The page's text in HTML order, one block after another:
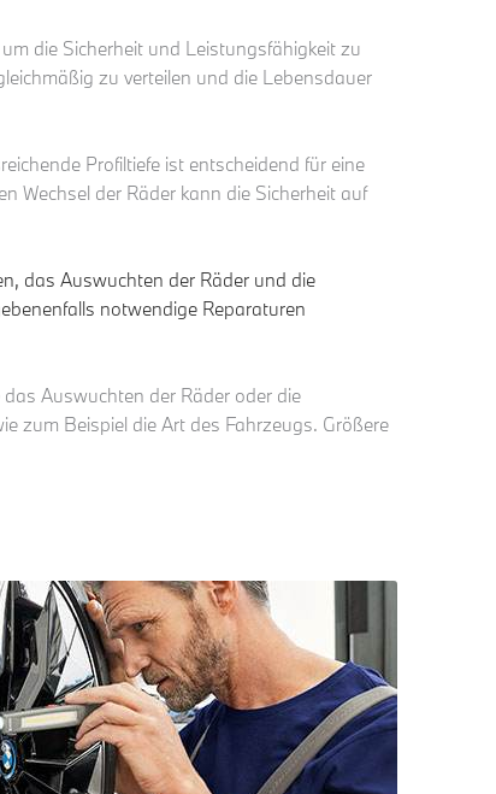
die Sicherheit und Leistungsfähigkeit zu
zu verteilen und die Lebensdauer
Profiltiefe ist entscheidend für eine
Wechsel der Räder kann die Sicherheit auf
das Auswuchten der Räder und die
notwendige Reparaturen
Auswuchten der Räder oder die
zum Beispiel die Art des Fahrzeugs. Größere